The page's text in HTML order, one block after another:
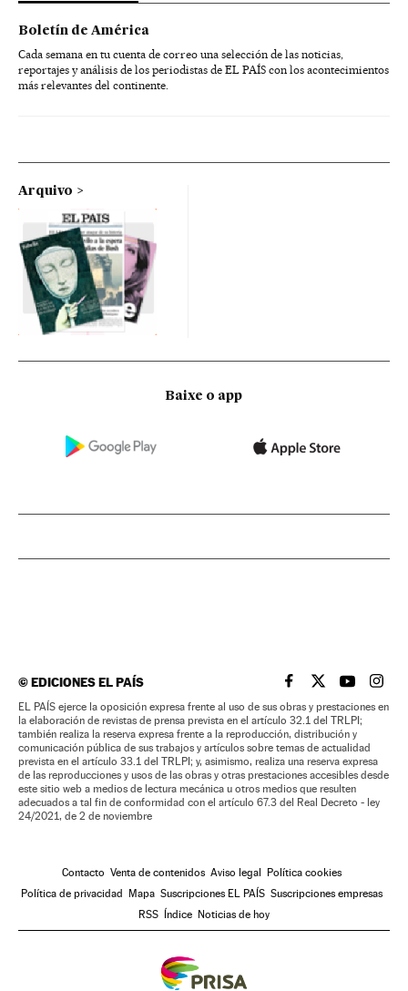
Boletín de América
Cada semana en tu cuenta de correo una selección de las noticias,
reportajes y análisis de los periodistas de EL PAÍS con los acontecimientos
más relevantes del continente.
Arquivo
Baixe o app
©EDICIONES EL PAÍS EL PAÍS BRASIL EN
EL PAÍSEL PAÍS
EL
EL PAÍS ejerce la oposición expresa frente al uso de sus obras y prestaciones en
la elaboración de revistas de prensa prevista en el artículo 32.1 del TRLPI;
también realiza la reserva expresa frente a la reproducción, distribución y
comunicación pública de sus trabajos y artículos sobre temas de actualidad
prevista en el artículo 33.1 del TRLPI; y, asimismo, realiza una reserva expresa
de las reproducciones y usos de las obras y otras prestaciones accesibles desde
este sitio web a medios de lectura mecánica u otros medios que resulten
adecuados a tal fin de conformidad con el artículo 67.3 del Real Decreto - ley
24/2021, de 2 de noviembre
Contacto Venta de contenidos Aviso legal Política cookies
Política de privacidad Mapa Suscripciones EL PAÍS Suscripciones empresas
RSS Índice Noticias de hoy